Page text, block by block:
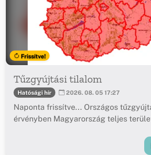
Frissítve!
Tűzgyújtási tilalom
Hatósági hír 2026. 08. 05 17:27
Naponta frissítve... Országos
érvényben Magyarország teljes